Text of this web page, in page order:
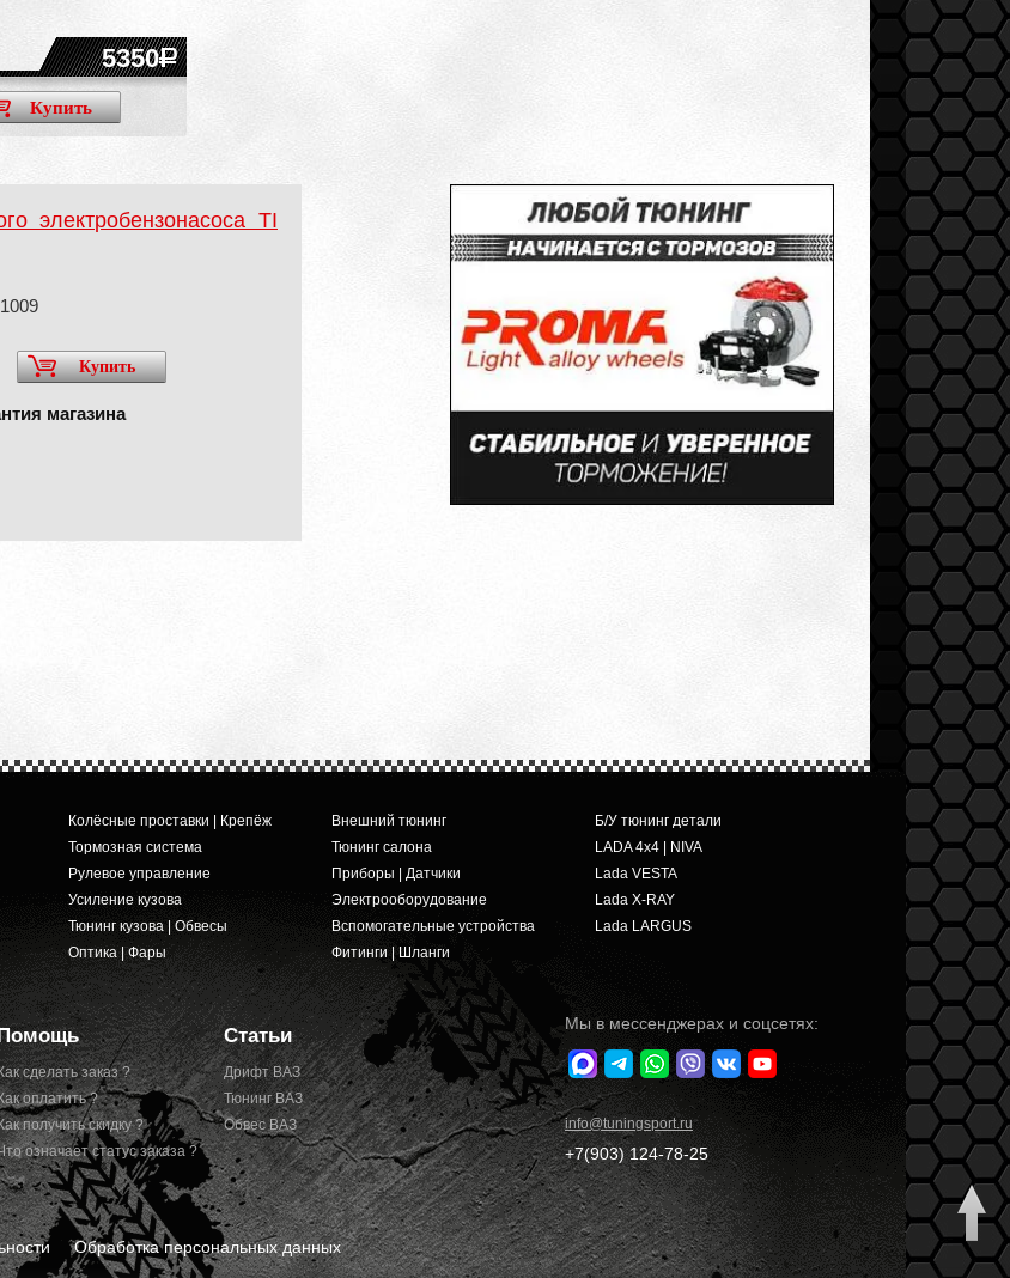
5350
Купить
электробензонасоса TI
Купить
магазина
Колёсные проставки | Крепёж
Тормозная система
Рулевое управление
Усиление кузова
Тюнинг кузова | Обвесы
Оптика | Фары
Внешний тюнинг
Тюнинг салона
Приборы | Датчики
Электрооборудование
Вспомогательные устройства
Фитинги | Шланги
Б/У тюнинг детали
LADA 4x4 | NIVA
Lada VESTA
Lada X-RAY
Lada LARGUS
Как сделать заказ ?
оплатить ?
получить скидку ?
означает статус заказа ?
Статьи
Дрифт ВАЗ
Тюнинг ВАЗ
Обвес ВАЗ
Мы в мессенджерах и соцсетях:
info@tuningsport.ru
+7(903) 124-78-25
Обработка персональных данных